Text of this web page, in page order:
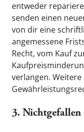
entweder
senden einen
von dir eine
angemessene
Recht, vom Kauf
verlangen.
3. Nichtgefallen